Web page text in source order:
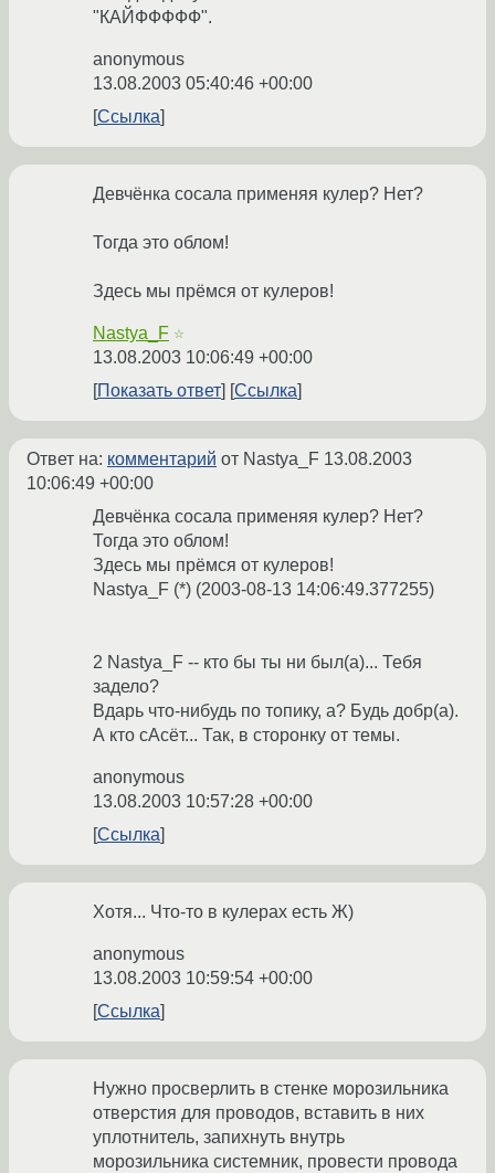
"КАЙФФФФФ".
anonymous
13.08.2003 05:40:46 +00:00
Ссылка
Девчёнка сосала применяя кулер? Нет?
Тогда это облом!
Здесь мы прёмся от кулеров!
Nastya_F ☆
13.08.2003 10:06:49 +00:00
Показать ответ
Ссылка
Ответ на: комментарий от Nastya_F 13.08.2003
10:06:49 +00:00
Девчёнка сосала применяя кулер? Нет?
Тогда это облом!
Здесь мы прёмся от кулеров!
Nastya_F (*) (2003-08-13 14:06:49.377255)
2 Nastya_F -- кто бы ты ни был(а)... Тебя
задело?
Вдарь что-нибудь по топику, а? Будь добр(а).
А кто сАсёт... Так, в сторонку от темы.
anonymous
13.08.2003 10:57:28 +00:00
Ссылка
Хотя... Что-то в кулерах есть Ж)
anonymous
13.08.2003 10:59:54 +00:00
Ссылка
Нужно просверлить в стенке морозильника
отверстия для проводов, вставить в них
уплотнитель, запихнуть внутрь
морозильника системник, провести провода